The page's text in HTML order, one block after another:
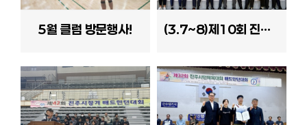
5월 클럽 방문행사! (3.7~8)제10회 진주시협회장기 배드민턴대회